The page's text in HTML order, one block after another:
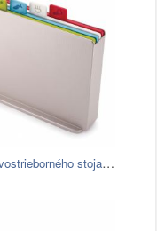
Sada tmavostrieborného stojana so 4…